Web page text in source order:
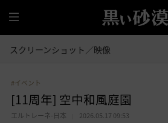
全
体
スクリーンショット／映像
#イベント
[11周年] 空中和風庭園
エルトレーネ-日本
2026.05.17 09:53